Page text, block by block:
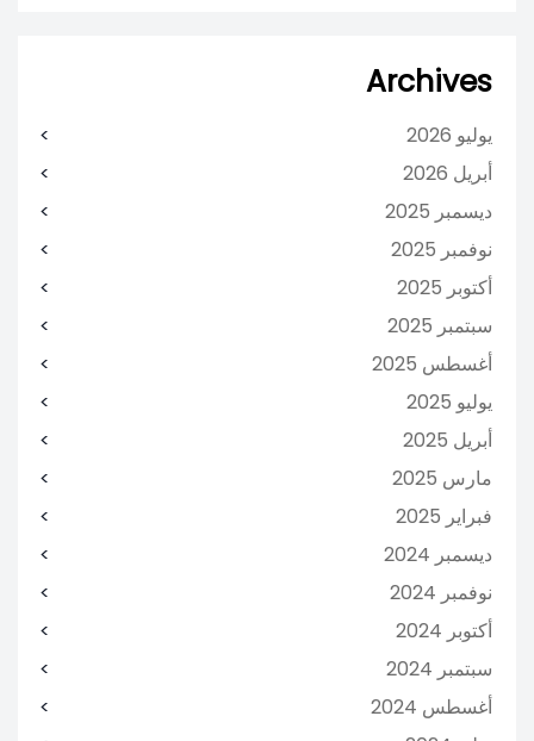
Archives
يوليو 2026
أبريل 2026
ديسمبر 2025
نوفمبر 2025
أكتوبر 2025
سبتمبر 2025
أغسطس 2025
يوليو 2025
أبريل 2025
مارس 2025
فبراير 2025
ديسمبر 2024
نوفمبر 2024
أكتوبر 2024
سبتمبر 2024
أغسطس 2024